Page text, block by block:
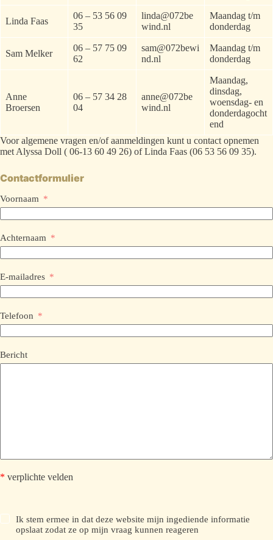
Linda Faas
06 – 53 56 09
35
linda@072be
wind.nl
Maandag t/m
donderdag
Sam Melker
06 – 57 75 09
62
sam@072bewi
nd.nl
Maandag t/m
donderdag
Anne
Broersen
06 – 57 34 28
04
anne@072be
wind.nl
Maandag,
dinsdag,
woensdag- en
donderdagocht
end
Voor algemene vragen en/of aanmeldingen kunt u contact opnemen
met Alyssa Doll ( 06-13 60 49 26) of Linda Faas (06 53 56 09 35).
Contactformulier
Voornaam
Achternaam
E-mailadres
Telefoon
Bericht
* verplichte velden
Ik stem ermee in dat deze website mijn ingediende informatie
opslaat zodat ze op mijn vraag kunnen reageren